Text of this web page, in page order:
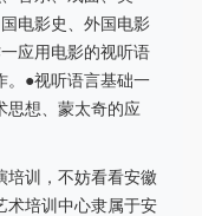
电影史、外国电影
应用电影的视听语
。●视听语言基础一
思想、蒙太奇的应
培训，不妨看看安徽
术培训中心隶属于安